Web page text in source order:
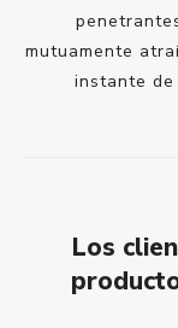
mutuamente
instante
Los